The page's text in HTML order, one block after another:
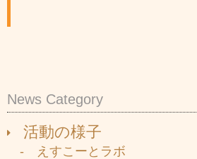
News Category
活動の様子
- えすこーとラボ